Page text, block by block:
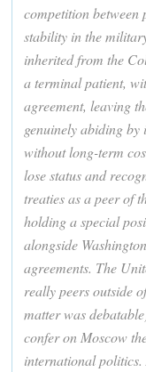
competition
stability in the
inherited from the
a terminal patient,
agreement, leaving
genuinely abiding
without long-term
lose status and
treaties as a peer of
holding a special
alongside
agreements. The
really peers outside
matter was
confer on Moscow
international politics.